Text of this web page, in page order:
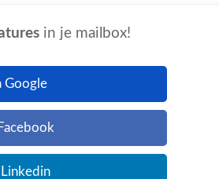
in je mailbox!
Google
Linkedin